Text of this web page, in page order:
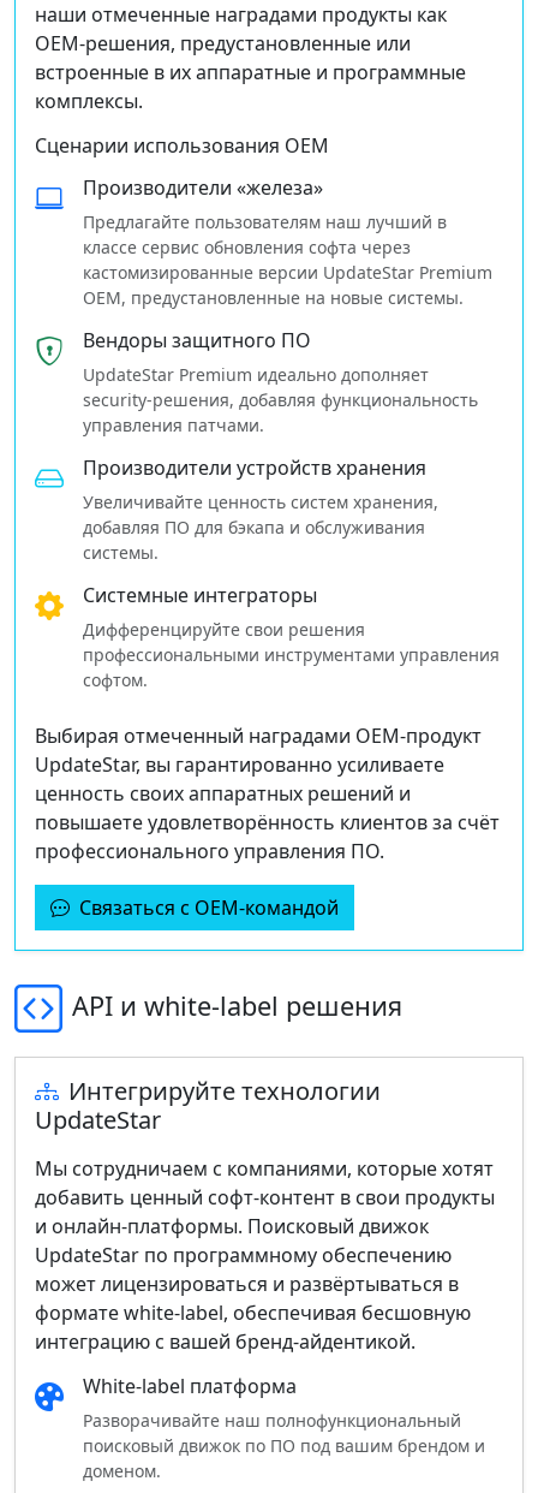
наши отмеченные наградами продукты как
OEM‑решения, предустановленные или
встроенные в их аппаратные и программные
комплексы.
Сценарии использования OEM
Производители «железа»
Предлагайте пользователям наш лучший в
классе сервис обновления софта через
кастомизированные версии UpdateStar Premium
OEM, предустановленные на новые системы.
Вендоры защитного ПО
UpdateStar Premium идеально дополняет
security‑решения, добавляя функциональность
управления патчами.
Производители устройств хранения
Увеличивайте ценность систем хранения,
добавляя ПО для бэкапа и обслуживания
системы.
Системные интеграторы
Дифференцируйте свои решения
профессиональными инструментами управления
софтом.
Выбирая отмеченный наградами OEM‑продукт
UpdateStar, вы гарантированно усиливаете
ценность своих аппаратных решений и
повышаете удовлетворённость клиентов за счёт
профессионального управления ПО.
Связаться с OEM‑командой
API и white‑label решения
Интегрируйте технологии
UpdateStar
Мы сотрудничаем с компаниями, которые хотят
добавить ценный софт‑контент в свои продукты
и онлайн‑платформы. Поисковый движок
UpdateStar по программному обеспечению
может лицензироваться и развёртываться в
формате white‑label, обеспечивая бесшовную
интеграцию с вашей бренд‑айдентикой.
White‑label платформа
Разворачивайте наш полнофункциональный
поисковый движок по ПО под вашим брендом и
доменом.